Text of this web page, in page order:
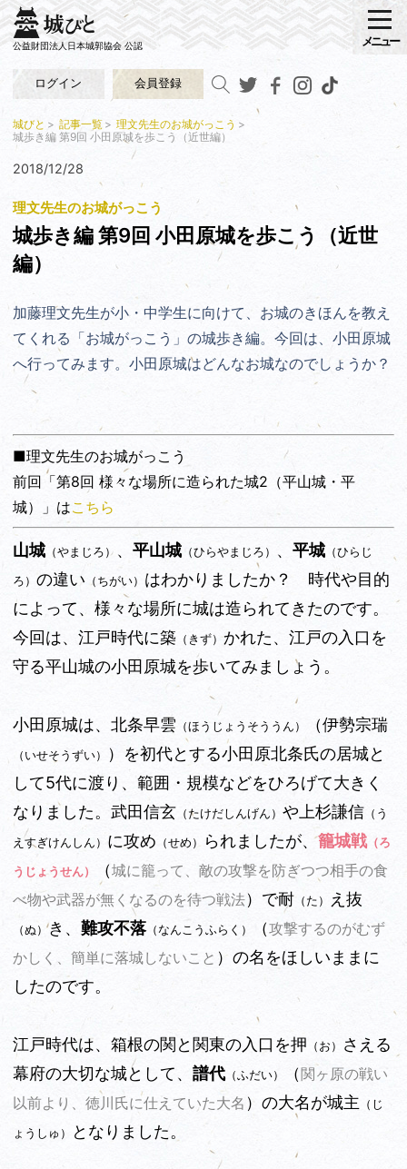
公益財団法人日本城郭協会 公認
ログイン 会員登録
メニュー
城びと 記事一覧
理文先生のお城がっこう
城歩き編 第9回 小田原城を歩こう（近世編）
2018/12/28
理文先生のお城がっこう
城歩き編 第9回 小田原城を歩こう（近世
編）
加藤理文先生が小・中学生に向けて、お城のきほんを教え
てくれる「お城がっこう」の城歩き編。今回は、小田原城
へ行ってみます。小田原城はどんなお城なのでしょうか？
■理文先生のお城がっこう
前回「第8回 様々な場所に造られた城2（平山城・平
城）」はこちら
山城 （やまじろ） 、 平山城 （ひらやまじろ） 、 平城 （ひらじ
ろ） の違い （ちがい） はわかりましたか？ 時代や目的
によって、様々な場所に城は造られてきたのです。
今回は、江戸時代に築 （きず）かれた、江戸の入口を
守る平山城の小田原城を歩いてみましょう。
小田原城は、北条早雲 （ほうじょうそううん） （伊勢宗瑞
（いせそうずい）
）を初代とする小田原北条氏の居城と
して5代に渡り、範囲・規模などをひろげて大きく
なりました。武田信玄 （たけだしんげん） や上杉謙信 （う
えすぎけんしん） に攻め （せめ） られましたが、籠城戦（ろ
うじょうせん）
（城に籠って、敵の攻撃を防ぎつつ相手の食
べ物や武器が無くなるのを待つ戦法）で耐 （た） え抜
（ぬ）き 、 難攻不落（なんこうふらく） （攻撃するのがむず
かしく、簡単に落城しないこと ）の名をほしいままに
したのです。
江戸時代は、箱根の関と関東の入口を押 （お）
さえる
幕府の大切な城として、 譜代 （ふだい） （ 関ヶ原の戦い
以前より、徳川氏に仕えていた大名 ）の大名が城主 （じ
ょうしゅ）
となりました。